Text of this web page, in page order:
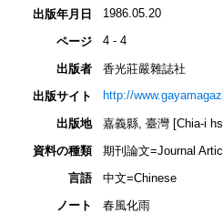
出版年月日 1986.05.20
ページ 4 - 4
出版者
香光莊嚴雜誌社
出版サイト
http://
出版地
嘉義縣, 臺灣 [Chia-i
資料の種類
期刊論文=Journal
言語
中文=Chinese
ノート
春風化雨